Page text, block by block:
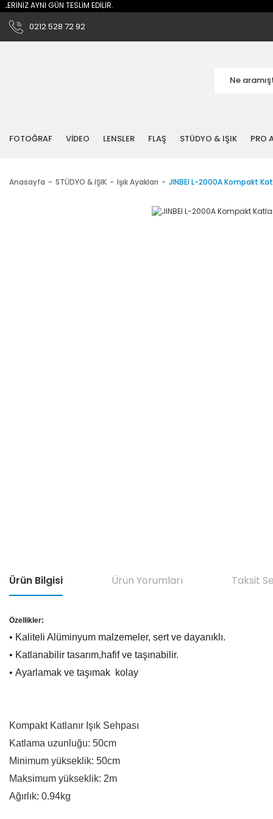
AYNI GÜN TESLİM EDİLİR.
0212 528 72 92
FOTOĞRAF VİDEO LENSLER FLAŞ STÜDYO & IŞIK PRO
Anasayfa STÜDYO & IŞIK Işık Ayakları JINBEI L-2000A Kompakt
Ürün Bilgisi Ürün Yorumları Taksit
Özellikler:
• Kaliteli Alüminyum malzemeler, sert ve dayanıklı.
• Katlanabilir tasarım,hafif ve taşınabilir.
• Ayarlamak ve taşımak kolay
Kompakt Katlanır Işık Sehpası
Katlama uzunluğu: 50cm
Minimum yükseklik: 50cm
Maksimum yükseklik: 2m
Ağırlık: 0.94kg